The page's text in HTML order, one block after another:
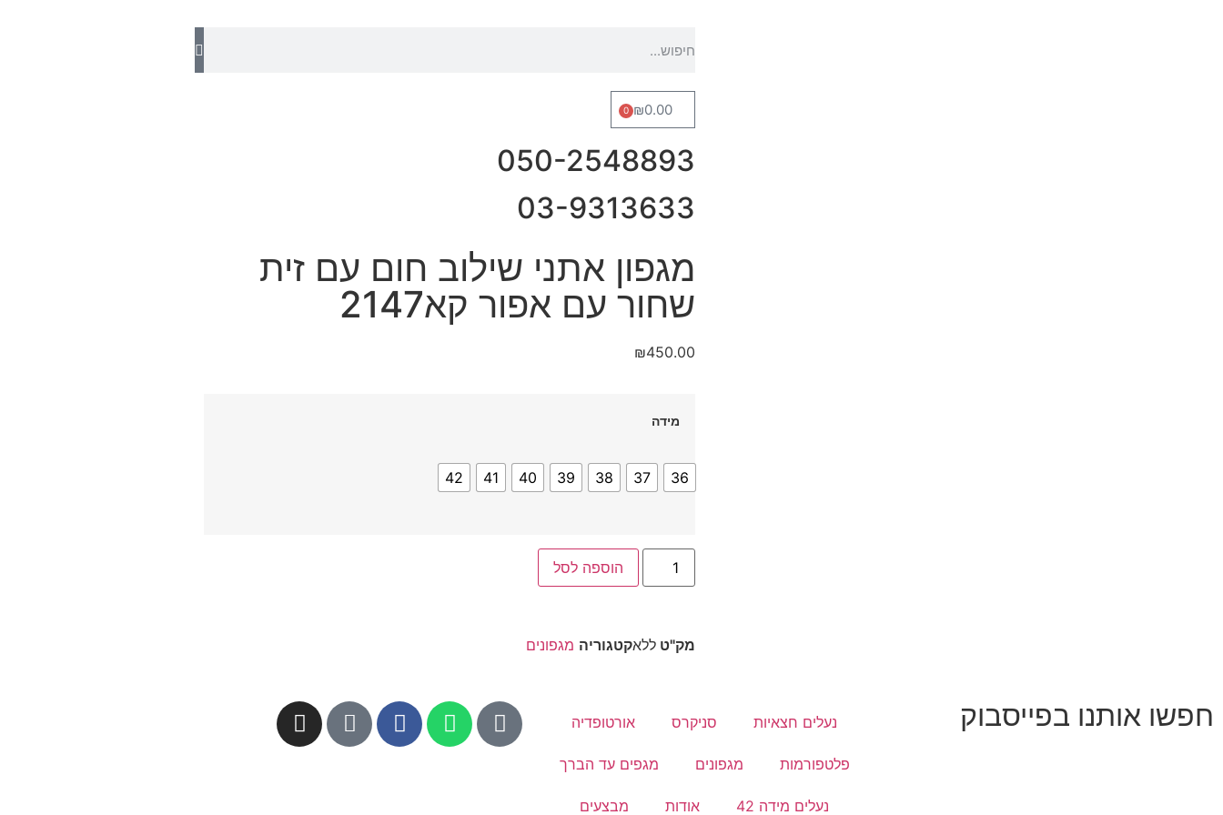
₪0.00
0
050-2548893
03-9313633
מגפון אתני שילוב חום עם זית
שחור עם אפור קא2147
₪450.00
מידה
36
37
38
39
40
41
42
הוספה לסל
מק"ט ללאקטגוריה מגפונים
חפשו אותנו בפייסבוק נעלים חצאיות סניקרס אורטופדיה
פלטפורמות מגפונים מגפים עד הברך
נעלים מידה 42 אודות מבצעים